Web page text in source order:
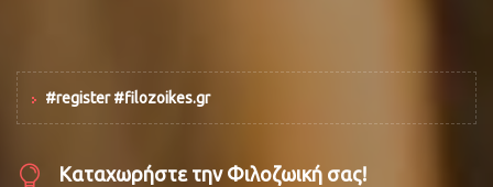
#register #filozoikes.gr
Καταχωρήστε την Φιλοζωική σας!